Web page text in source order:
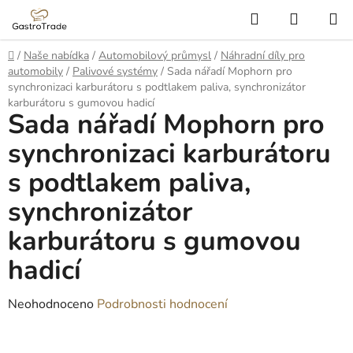
obsah
Hledat
KOŠÍK
Domů
/ Naše nabídka / Automobilový průmysl / Náhradní díly pro
automobily / Palivové systémy / Sada nářadí Mophorn pro
synchronizaci karburátoru s podtlakem paliva, synchronizátor
karburátoru s gumovou hadicí
Sada nářadí Mophorn pro
synchronizaci karburátoru
s podtlakem paliva,
synchronizátor
karburátoru s gumovou
hadicí
Průměrné
Neohodnoceno Podrobnosti hodnocení